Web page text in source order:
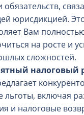
юрисдикцией.
Вам
на росте и
сложностей.
налоговый
льготы, включая
и налоговые